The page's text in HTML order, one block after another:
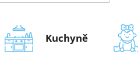
Kuchyně